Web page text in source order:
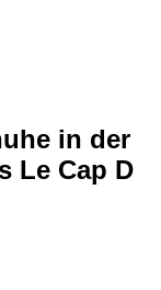
in der
Le Cap D